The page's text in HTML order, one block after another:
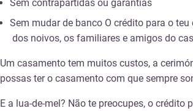
Sem contrapartidas ou garantias
Sem mudar de banco O crédito para o
dos noivos, os familiares e amigos do
Um casamento tem muitos custos, a
possas ter o casamento com que sempre
E a lua-de-mel? Não te preocupes, o